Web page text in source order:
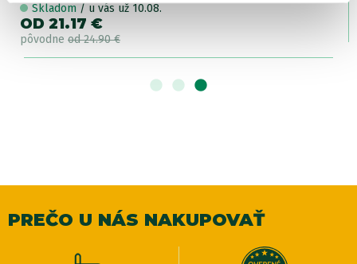
Skladom / u vás už 10.08.
OD 21.17 €
pôvodne od 24.90 €
PREČO U NÁS NAKUPOVAŤ